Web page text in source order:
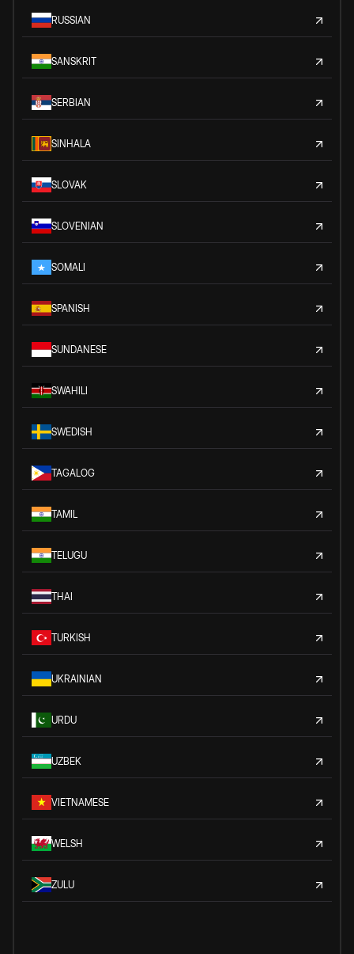
RUSSIAN
SANSKRIT
SERBIAN
SINHALA
SLOVAK
SLOVENIAN
SOMALI
SPANISH
SUNDANESE
SWAHILI
SWEDISH
TAGALOG
TAMIL
TELUGU
THAI
TURKISH
UKRAINIAN
URDU
UZBEK
VIETNAMESE
WELSH
ZULU